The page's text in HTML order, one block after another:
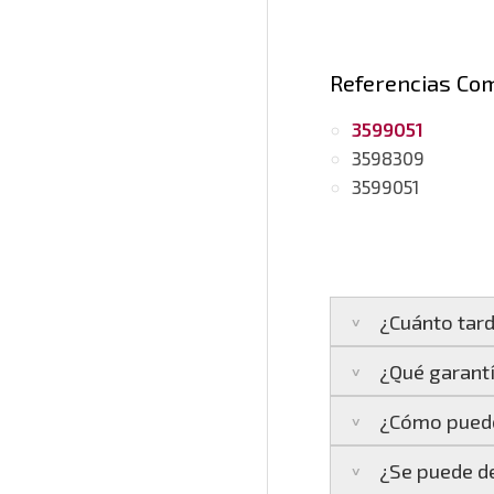
Referencias
3599051
3598309
3599051
¿Cuánto
Península:
Islas Baleares:El
Los plazos
¿Qué
La garantía varía
3 años de
¿Cómo
Te enviaremos
¿Se puede